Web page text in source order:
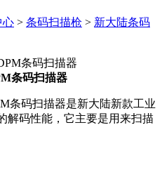
心 > 条码扫描枪 > 新大陆条码
条码扫描器
条码扫描器是新大陆新款工业
解码性能，它主要是用来扫描